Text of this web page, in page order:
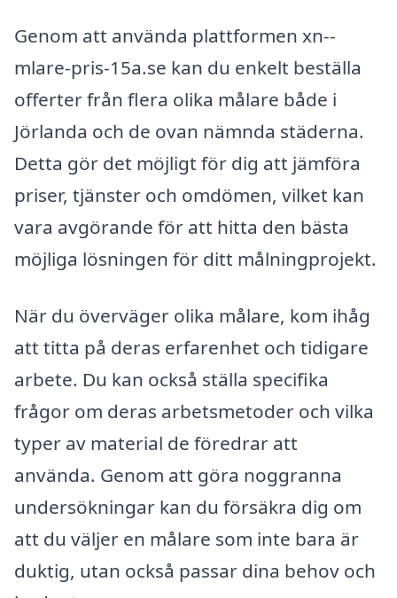
Genom att använda plattformen xn--
mlare-pris-15a.se kan du enkelt beställa
offerter från flera olika målare både i
Jörlanda och de ovan nämnda städerna.
Detta gör det möjligt för dig att jämföra
priser, tjänster och omdömen, vilket kan
vara avgörande för att hitta den bästa
möjliga lösningen för ditt målningprojekt.
När du överväger olika målare, kom ihåg
att titta på deras erfarenhet och tidigare
arbete. Du kan också ställa specifika
frågor om deras arbetsmetoder och vilka
typer av material de föredrar att
använda. Genom att göra noggranna
undersökningar kan du försäkra dig om
att du väljer en målare som inte bara är
duktig, utan också passar dina behov och